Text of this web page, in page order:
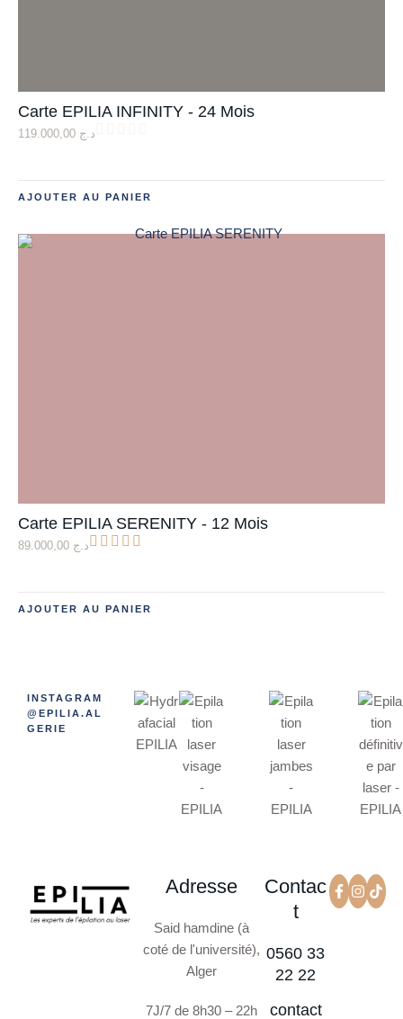
Carte EPILIA INFINITY - 24 Mois
د.ج
AJOUTER AU PANIER
Carte EPILIA SERENITY - 12 Mois
د.ج
AJOUTER AU PANIER
INSTAGRAM
@EPILIA.AL
GERIE
Adresse
Said hamdine (à
coté de l'université),
Alger
7J/7 de 8h30 – 22h
Contac
t
0560 33
22 22
contact